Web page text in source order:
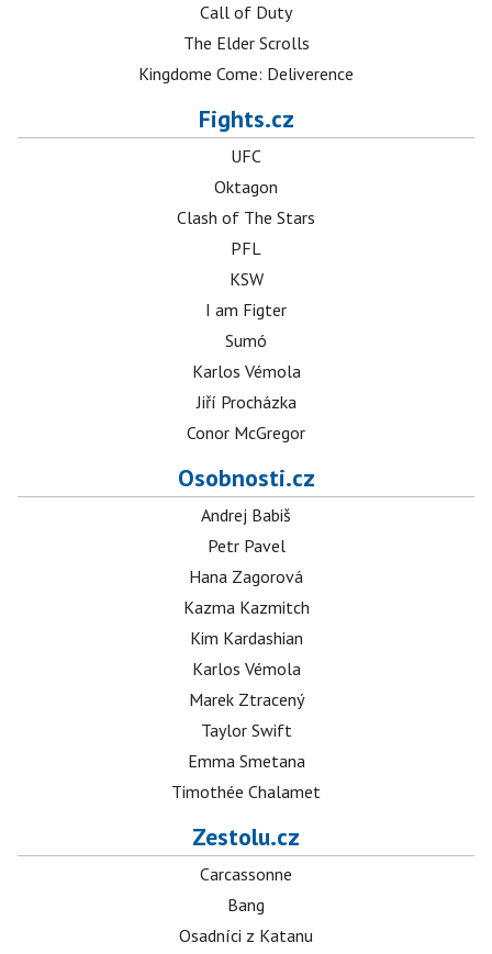
Call of Duty
The Elder Scrolls
Kingdome Come: Deliverence
Fights.cz
UFC
Oktagon
Clash of The Stars
PFL
KSW
I am Figter
Sumó
Karlos Vémola
Jiří Procházka
Conor McGregor
Osobnosti.cz
Andrej Babiš
Petr Pavel
Hana Zagorová
Kazma Kazmitch
Kim Kardashian
Karlos Vémola
Marek Ztracený
Taylor Swift
Emma Smetana
Timothée Chalamet
Zestolu.cz
Carcassonne
Bang
Osadníci z Katanu